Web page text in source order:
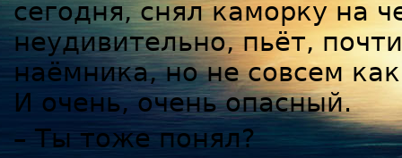
сегодня, снял каморку на
неудивительно, пьёт,
наёмника, но не совсем
И очень, очень опасный.
– Ты тоже понял?